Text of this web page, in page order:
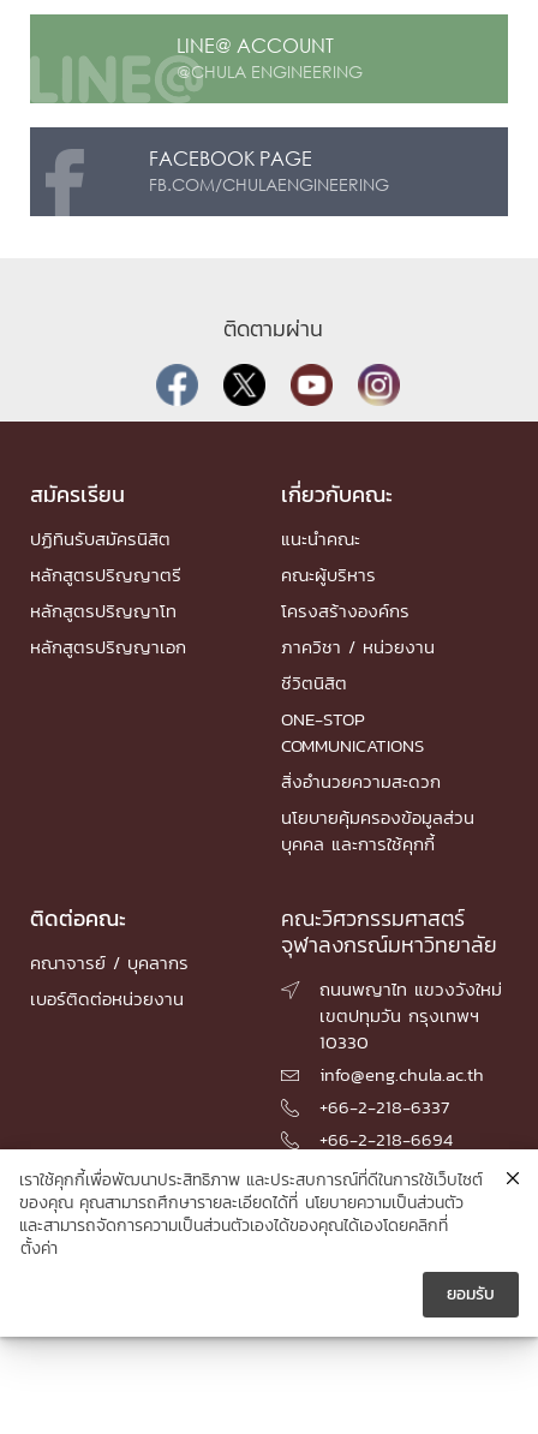

LINE@ ACCOUNT
@CHULA ENGINEERING
FACEBOOK PAGE
FB.COM/CHULAENGINEERING
ติดตามผ่าน
สมัครเรียน
ปฏิทินรับสมัครนิสิต
หลักสูตรปริญญาตรี
หลักสูตรปริญญาโท
หลักสูตรปริญญาเอก
เกี่ยวกับคณะ
แนะนำคณะ
คณะผู้บริหาร
โครงสร้างองค์กร
ภาควิชา / หน่วยงาน
ชีวิตนิสิต
ONE-STOP
COMMUNICATIONS
สิ่งอำนวยความสะดวก
นโยบายคุ้มครองข้อมูลส่วน
บุคคล และการใช้คุกกี้
ติดต่อคณะ
คณาจารย์ / บุคลากร
เบอร์ติดต่อหน่วยงาน
คณะวิศวกรรมศาสตร์
จุฬาลงกรณ์มหาวิทยาลัย

ถนนพญาไท แขวงวังใหม่
เขตปทุมวัน กรุงเทพฯ
10330
 info@eng.chula.ac.th
 +66-2-218-6337
 +66-2-218-6694
© 2026 Faculty of Engineering, Chulalongkorn University
เราใช้คุกกี้เพื่อพัฒนาประสิทธิภาพ และประสบการณ์ที่ดีในการใช้เว็บไซต์
ของคุณ คุณสามารถศึกษารายละเอียดได้ที่ นโยบายความเป็นส่วนตัว
และสามารถจัดการความเป็นส่วนตัวเองได้ของคุณได้เองโดยคลิกที่
ตั้งค่า
ยอมรับ